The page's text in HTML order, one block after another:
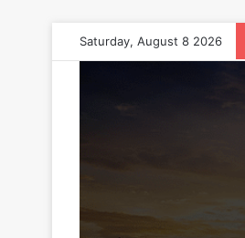
Saturday, August 8 2026